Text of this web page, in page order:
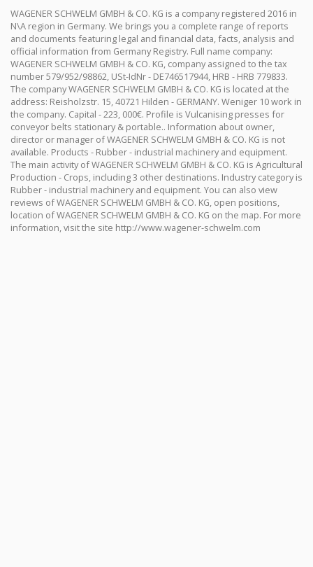
WAGENER SCHWELM GMBH & CO. KG is a company registered 2016 in
N\A region in Germany. We brings you a complete range of reports
and documents featuring legal and financial data, facts, analysis and
official information from Germany Registry. Full name company:
WAGENER SCHWELM GMBH & CO. KG, company assigned to the tax
number 579/952/98862, USt-IdNr - DE746517944, HRB - HRB 779833.
The company WAGENER SCHWELM GMBH & CO. KG is located at the
address: Reisholzstr. 15, 40721 Hilden - GERMANY. Weniger 10 work in
the company. Capital - 223, 000€. Profile is Vulcanising presses for
conveyor belts stationary & portable.. Information about owner,
director or manager of WAGENER SCHWELM GMBH & CO. KG is not
available. Products - Rubber - industrial machinery and equipment.
The main activity of WAGENER SCHWELM GMBH & CO. KG is Agricultural
Production - Crops, including 3 other destinations. Industry category is
Rubber - industrial machinery and equipment. You can also view
reviews of WAGENER SCHWELM GMBH & CO. KG, open positions,
location of WAGENER SCHWELM GMBH & CO. KG on the map. For more
information, visit the site http://www.wagener-schwelm.com